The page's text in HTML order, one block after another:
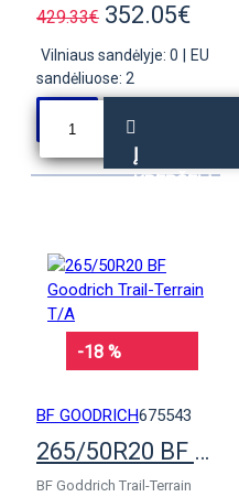
429.33€ 352.05€
Vilniaus sandėlyje: 0
EU
sandėliuose: 2
Į
KREPŠELĮ
-18 %
BF GOODRICH675543
265/50R20 BF Goodrich Trail-Terrain T/A
BF Goddrich Trail-Terrain